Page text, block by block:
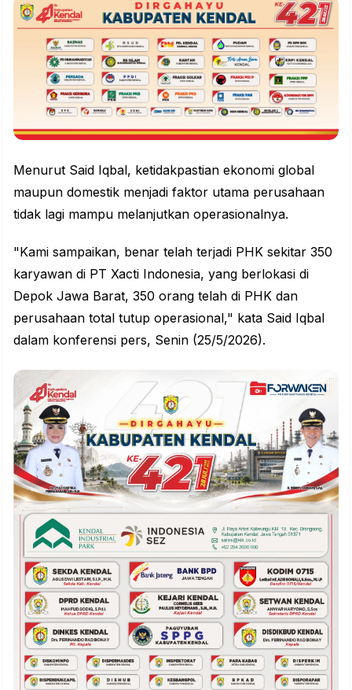
Menurut Said Iqbal, ketidakpastian ekonomi global
maupun domestik menjadi faktor utama perusahaan
tidak lagi mampu melanjutkan operasionalnya.
"Kami sampaikan, benar telah terjadi PHK sekitar 350
karyawan di PT Xacti Indonesia, yang berlokasi di
Depok Jawa Barat, 350 orang telah di PHK dan
perusahaan total tutup operasional," kata Said Iqbal
dalam konferensi pers, Senin (25/5/2026).